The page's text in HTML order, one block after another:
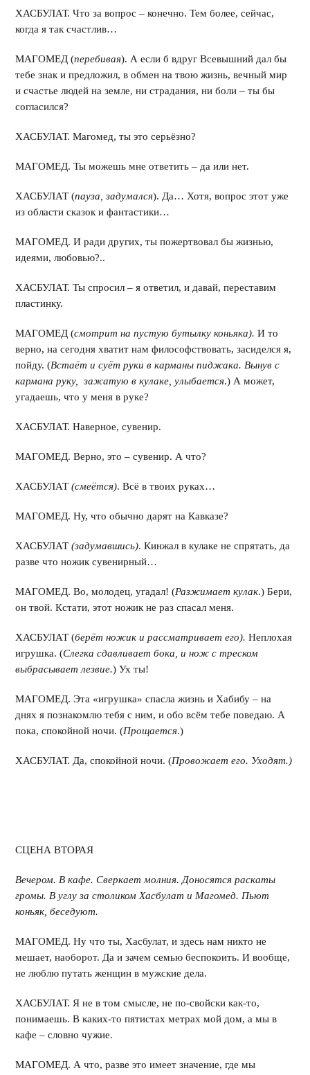
ХАСБУЛАТ. Что за вопрос – конечно. Тем более, сейчас,
когда я так счастлив…
МАГОМЕД (перебивая). А если б вдруг Всевышний дал бы
тебе знак и предложил, в обмен на твою жизнь, вечный мир
и счастье людей на земле, ни страдания, ни боли – ты бы
согласился?
ХАСБУЛАТ. Магомед, ты это серьёзно?
МАГОМЕД. Ты можешь мне ответить – да или нет.
ХАСБУЛАТ (пауза, задумался). Да… Хотя, вопрос этот уже
из области сказок и фантастики…
МАГОМЕД. И ради других, ты пожертвовал бы жизнью,
идеями, любовью?..
ХАСБУЛАТ. Ты спросил – я ответил, и давай, переставим
пластинку.
МАГОМЕД (смотрит на пустую бутылку коньяка).И то
верно, на сегодня хватит нам философствовать, засиделся я,
пойду. (Встаёт и суёт руки в карманы пиджака. Вынув с
кармана руку, зажатую в кулаке, улыбается.) А может,
угадаешь, что у меня в руке?
ХАСБУЛАТ. Наверное, сувенир.
МАГОМЕД. Верно, это – сувенир. А что?
ХАСБУЛАТ (смеётся). Всё в твоих руках…
МАГОМЕД. Ну, что обычно дарят на Кавказе?
ХАСБУЛАТ(задумавшись). Кинжал в кулаке не спрятать, да
разве что ножик сувенирный…
МАГОМЕД. Во, молодец, угадал! (Разжимает кулак.) Бери,
он твой. Кстати, этот ножик не раз спасал меня.
ХАСБУЛАТ (берёт ножик и рассматривает его).Неплохая
игрушка. (Слегка сдавливает бока, и нож с треском
выбрасывает лезвие.) Ух ты!
МАГОМЕД. Эта «игрушка» спасла жизнь и Хабибу – на
днях я познакомлю тебя с ним, и обо всём тебе поведаю. А
пока, спокойной ночи. (Прощается.)
ХАСБУЛАТ. Да, спокойной ночи. (Провожает его. Уходят.)
СЦЕНА ВТОРАЯ
Вечером. В кафе. Сверкает молния. Доносятся раскаты
громы. В углу за столиком Хасбулат и Магомед. Пьют
коньяк, беседуют.
МАГОМЕД. Ну что ты, Хасбулат, и здесь нам никто не
мешает, наоборот. Да и зачем семью беспокоить. И вообще,
не люблю путать женщин в мужские дела.
ХАСБУЛАТ. Я не в том смысле, не по-свойски как-то,
понимаешь. В каких-то пятистах метрах мой дом, а мы в
кафе – словно чужие.
МАГОМЕД. А что, разве это имеет значение, где мы